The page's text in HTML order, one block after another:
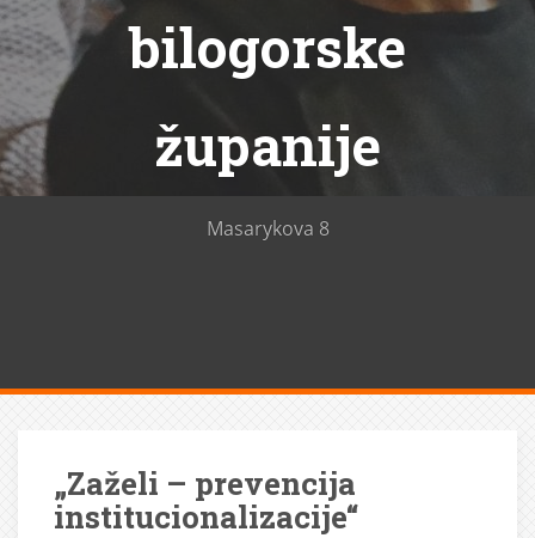
bilogorske
županije
Masarykova 8
„Zaželi – prevencija
institucionalizacije“